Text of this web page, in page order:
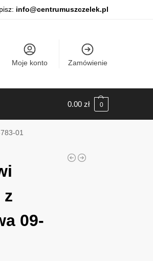
info@centrumuszczelek.pl
Moje konto Zamówienie
0.00 zł 0
01
z
09-